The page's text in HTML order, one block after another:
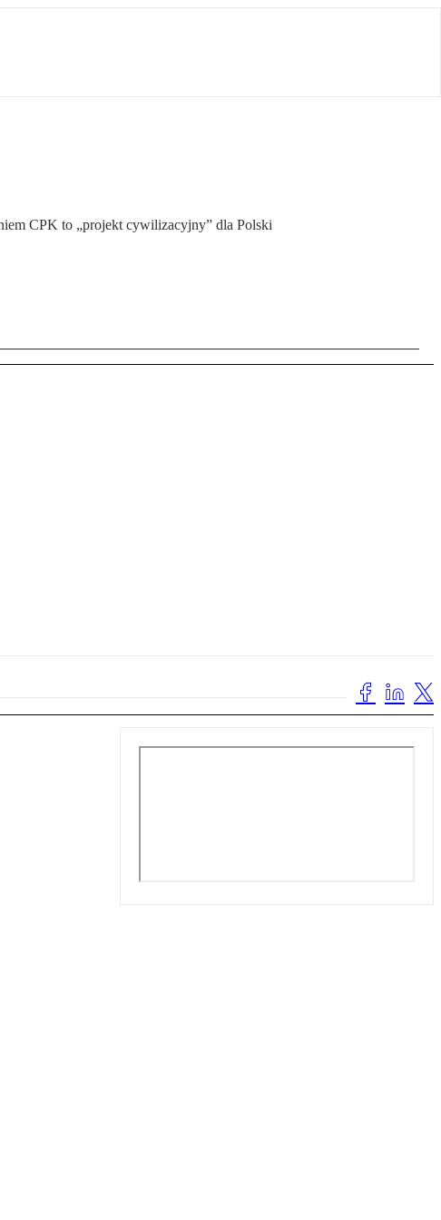
CPK to „projekt cywilizacyjny” dla Polski